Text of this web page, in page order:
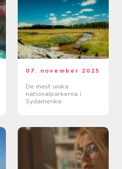
07. november 2025
De mest unika
nationalparkerna i
Sydamerika